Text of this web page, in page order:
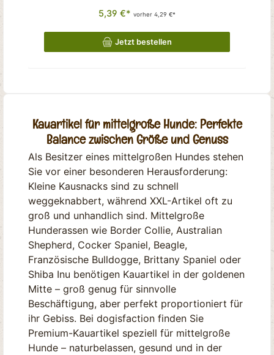
5,39 €* vorher 4,29 €*
Jetzt bestellen
Kauartikel für mittelgroße Hunde: Perfekte
Balance zwischen Größe und Genuss
Als Besitzer eines mittelgroßen Hundes stehen
Sie vor einer besonderen Herausforderung:
Kleine Kausnacks sind zu schnell
weggeknabbert, während XXL-Artikel oft zu
groß und unhandlich sind. Mittelgroße
Hunderassen wie Border Collie, Australian
Shepherd, Cocker Spaniel, Beagle,
Französische Bulldogge, Brittany Spaniel oder
Shiba Inu benötigen Kauartikel in der goldenen
Mitte – groß genug für sinnvolle
Beschäftigung, aber perfekt proportioniert für
ihr Gebiss. Bei dogisfaction finden Sie
Premium-Kauartikel speziell für mittelgroße
Hunde – naturbelassen, gesund und in der